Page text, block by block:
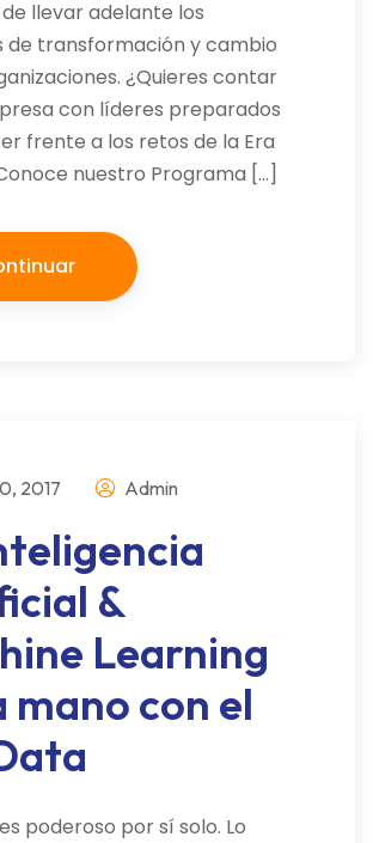
llevar adelante los
de transformación y cambio
¿Quieres contar
con líderes preparados
frente a los retos de la Era
nuestro Programa […]
2017 Admin
&
Learning
mano con el
poderoso por sí solo. Lo